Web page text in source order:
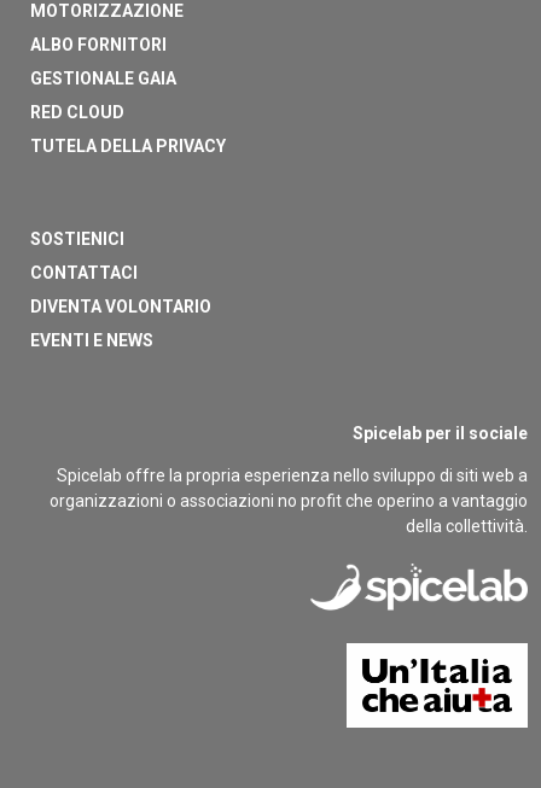
MOTORIZZAZIONE
ALBO FORNITORI
GESTIONALE GAIA
RED CLOUD
TUTELA DELLA PRIVACY
SOSTIENICI
CONTATTACI
DIVENTA VOLONTARIO
EVENTI E NEWS
Spicelab per il sociale
Spicelab offre la propria esperienza nello sviluppo di siti web a
organizzazioni o associazioni no profit che operino a vantaggio
della collettività.